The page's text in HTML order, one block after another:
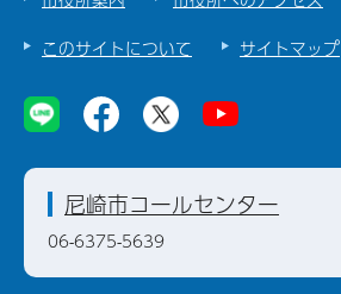
このサイトについて
サイトマップ
尼崎市コールセンター
06-6375-5639